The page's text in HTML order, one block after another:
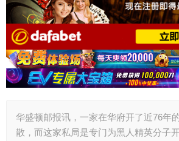
华盛顿邮报讯，一家在华府开了近76年
散，而这家私局是专门为黑人精英分子